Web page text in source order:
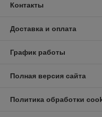
Контакты
Доставка и оплата
График работы
Полная версия сайта
Политика обработки